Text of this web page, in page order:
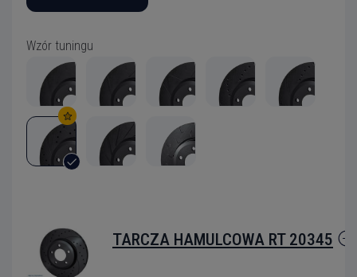
Wzór tuningu
TARCZA HAMULCOWA RT 20345